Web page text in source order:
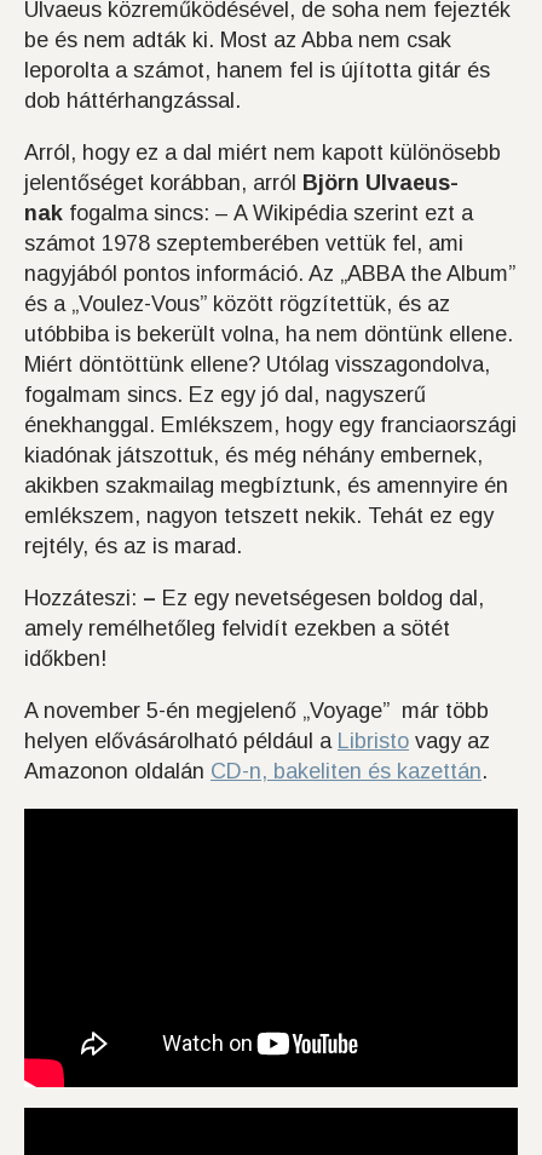
Ulvaeus közreműködésével, de soha nem fejezték
be és nem adták ki. Most az Abba nem csak
leporolta a számot, hanem fel is újította gitár és
dob háttérhangzással.
Arról, hogy ez a dal miért nem kapott különösebb
jelentőséget korábban, arról Björn Ulvaeus-
nak fogalma sincs: – A Wikipédia szerint ezt a
számot 1978 szeptemberében vettük fel, ami
nagyjából pontos információ. Az „ABBA the Album”
és a „Voulez-Vous” között rögzítettük, és az
utóbbiba is bekerült volna, ha nem döntünk ellene.
Miért döntöttünk ellene? Utólag visszagondolva,
fogalmam sincs. Ez egy jó dal, nagyszerű
énekhanggal. Emlékszem, hogy egy franciaországi
kiadónak játszottuk, és még néhány embernek,
akikben szakmailag megbíztunk, és amennyire én
emlékszem, nagyon tetszett nekik. Tehát ez egy
rejtély, és az is marad.
Hozzáteszi: – Ez egy nevetségesen boldog dal,
amely remélhetőleg felvidít ezekben a sötét
időkben!
A november 5-én megjelenő „Voyage” már több
helyen elővásárolható például a Libristo vagy az
Amazonon oldalán CD-n, bakeliten és kazettán.